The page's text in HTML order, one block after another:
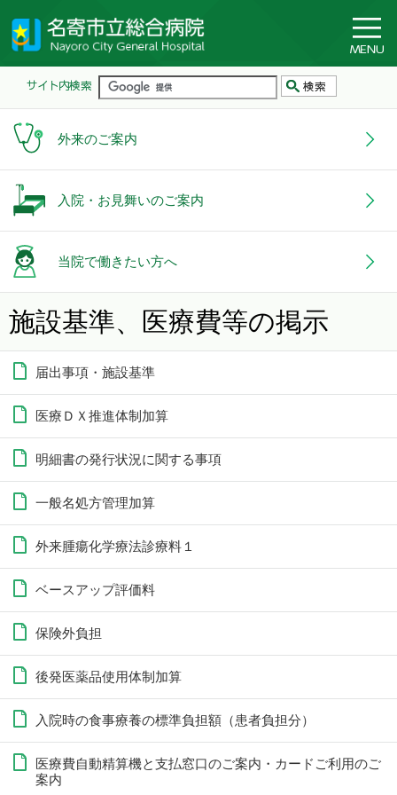
外来のご案内
入院・お見舞いのご案内
当院で働きたい方へ
施設基準、医療費等の掲示
届出事項・施設基準
医療ＤＸ推進体制加算
明細書の発行状況に関する事項
一般名処方管理加算
外来腫瘍化学療法診療料１
ベースアップ評価料
保険外負担
後発医薬品使用体制加算
入院時の食事療養の標準負担額（患者負担分）
医療費自動精算機と支払窓口のご案内・カードご利用のご
案内